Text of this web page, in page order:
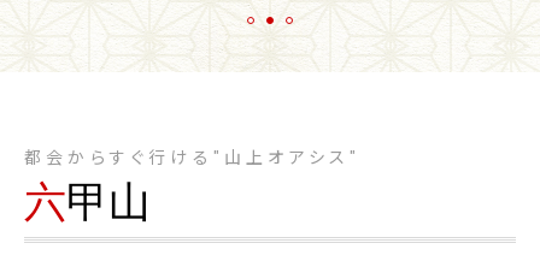
都会からすぐ行ける"山上オアシス"
六甲山